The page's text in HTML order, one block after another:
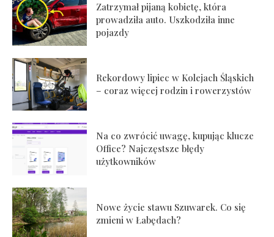
Zatrzymał pijaną kobietę, która
prowadziła auto. Uszkodziła inne
pojazdy
Rekordowy lipiec w Kolejach Śląskich
– coraz więcej rodzin i rowerzystów
Na co zwrócić uwagę, kupując klucze
Office? Najczęstsze błędy
użytkowników
Nowe życie stawu Szuwarek. Co się
zmieni w Łabędach?